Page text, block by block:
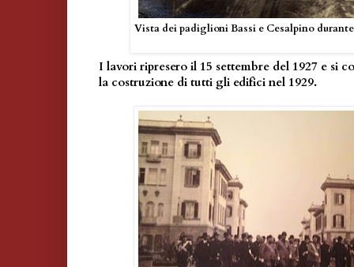
Vista dei padiglioni Bassi e Cesalpino
I lavori ripresero il 15 settembre del 1927 e si
la costruzione di tutti gli edifici nel 1929.